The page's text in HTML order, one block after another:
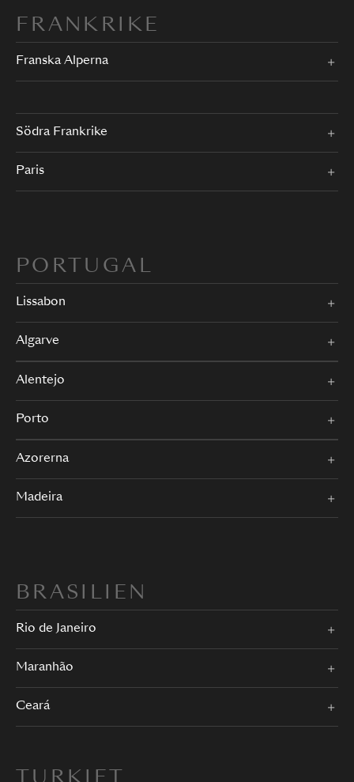
FRANKRIKE
Franska Alperna
Södra Frankrike
Paris
PORTUGAL
Lissabon
Algarve
Alentejo
Porto
Azorerna
Madeira
BRASILIEN
Rio de Janeiro
Maranhão
Ceará